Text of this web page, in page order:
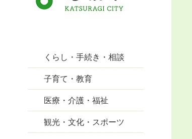
くらし・手続き・相談
子育て・教育
医療・介護・福祉
観光・文化・スポーツ